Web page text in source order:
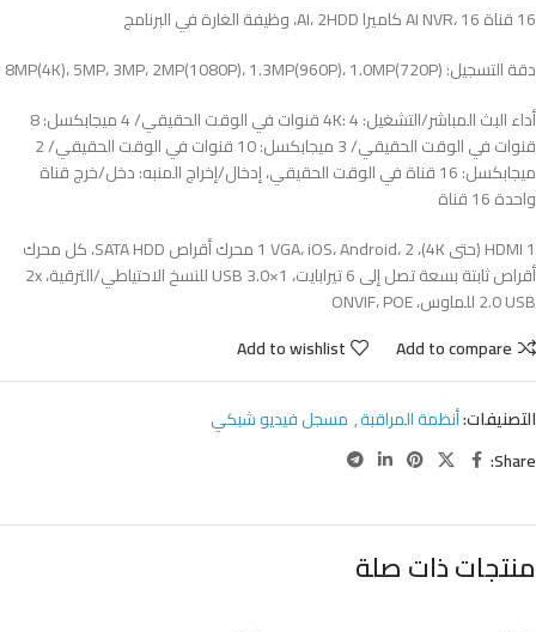
16 قناة AI NVR، 16 كاميرا AI، 2HDD، وظيفة الغارة في البرنامج
دقة التسجيل: 8MP(4K)، 5MP، 3MP، 2MP(1080P)، 1.3MP(960P)، 1.0MP(720P)
أداء البث المباشر/التشغيل: 4K: 4 قنوات في الوقت الحقيقي/ 4 ميجابكسل: 8
قنوات في الوقت الحقيقي/ 3 ميجابكسل: 10 قنوات في الوقت الحقيقي/ 2
ميجابكسل: 16 قناة في الوقت الحقيقي، إدخال/إخراج المنبه: دخل/خرج قناة
واحدة 16 قناة
1 HDMI (حتى 4K)، 1 VGA، iOS، Android، 2 محرك أقراص SATA HDD، كل محرك
أقراص ثابتة بسعة تصل إلى 6 تيرابايت، 1×3.0 USB للنسخ الاحتياطي/الترقية، 2x
2.0 USB للماوس، ONVIF، POE
Add to compare
Add to wishlist
التصنيفات:أنظمة المراقبة, مسجل فيديو شبكي
Share:
منتجات ذات صلة